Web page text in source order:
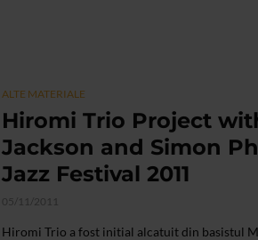
ALTE MATERIALE
Hiromi Trio Project
Jackson and Simon
Jazz Festival 2011
05/11/2011
Hiromi Trio a fost initial alcatuit din basistul